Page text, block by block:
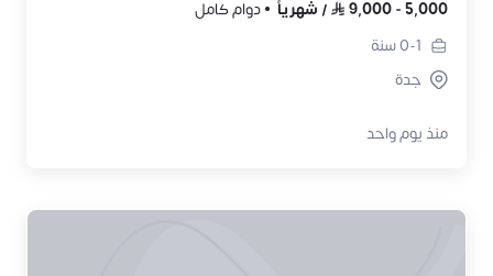
5,000
-
9,000
/ شهرياً
دوام كامل
0-1سنة
جدة
منذ يوم واحد